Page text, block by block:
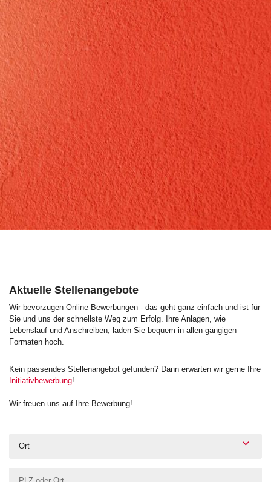
Aktuelle Stellenangebote
Wir bevorzugen Online-Bewerbungen - das geht ganz einfach und ist für
Sie und uns der schnellste Weg zum Erfolg. Ihre Anlagen, wie
Lebenslauf und Anschreiben, laden Sie bequem in allen gängigen
Formaten hoch.
Kein passendes Stellenangebot gefunden? Dann erwarten wir gerne Ihre
Initiativbewerbung!
Wir freuen uns auf Ihre Bewerbung!
Ort